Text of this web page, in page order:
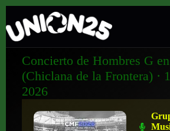
Concierto de Hombres G
(Chiclana de la Frontera) ·
2026